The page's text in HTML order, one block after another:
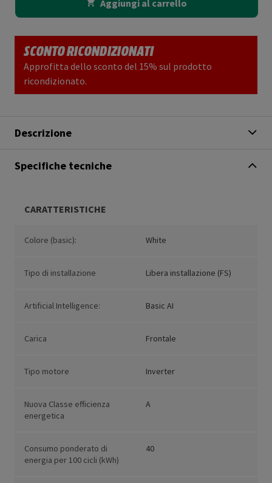
Aggiungi al carrello
SCONTO RICONDIZIONATI
Approfitta dello sconto del 15% sul prodotto
ricondizionato.
Descrizione
Specifiche tecniche
CARATTERISTICHE
Colore (basic): White
Tipo di installazione Libera installazione (FS)
Artificial Intelligence: Basic AI
Carica Frontale
Tipo motore Inverter
Nuova Classe efficienza
energetica
A
Consumo ponderato di
energia per 100 cicli (kWh)
40